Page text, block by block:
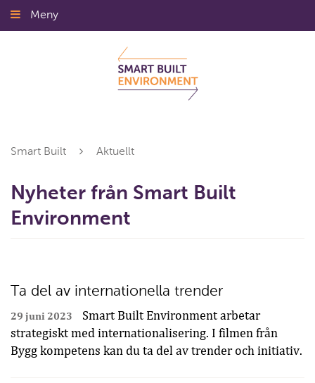
Gå
till
Meny
Smart Built Aktuellt
Nyheter från Smart Built
Environment
Ta del av internationella trender
29 juni 2023
Smart Built Environment arbetar
strategiskt med internationalisering. I filmen från
Bygg kompetens kan du ta del av trender och initiativ.